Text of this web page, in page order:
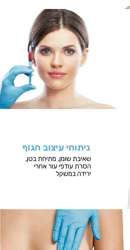
ניתוחי עיצוב הגוף
שאיבת שומן, מתיחת בטן,
הסרת עודפי עור אחרי
ירידה במשקל